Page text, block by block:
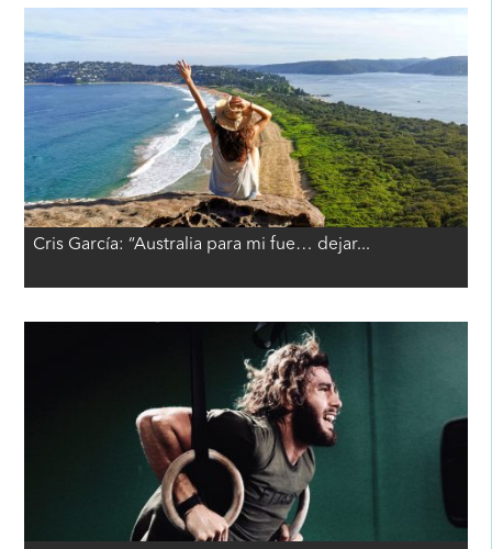
Cris García: “Australia para mi fue… dejar...